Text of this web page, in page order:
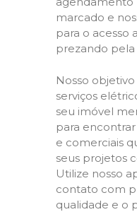
marcado e
para o acesso
prezando pela
Nosso
serviços
seu imóvel
para
e comerciais
seus projetos
Utilize nosso
contato com
qualidade e o